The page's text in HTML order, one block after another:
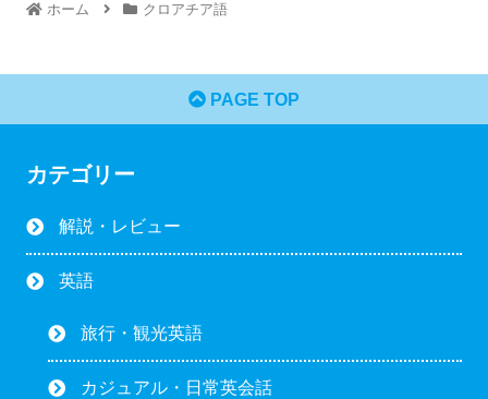
ホーム クロアチア語
PAGE TOP
カテゴリー
解説・レビュー
英語
旅行・観光英語
カジュアル・日常英会話